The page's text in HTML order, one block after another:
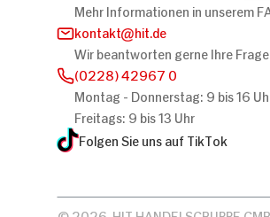
Mehr Informationen in unserem
kontakt
hit.de
Wir beantworten gerne Ihre
(0228) 42967 0
Montag - Donnerstag: 9 bis 16
Freitags: 9 bis 13 Uhr
Folgen Sie uns auf TikTok